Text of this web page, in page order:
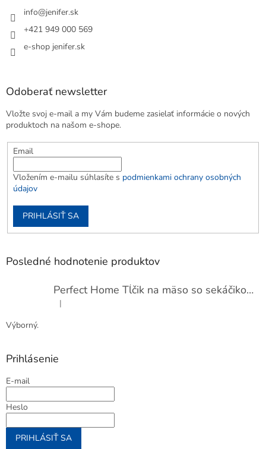
info@jenifer.sk
+421 949 000 569
e-shop jenifer.sk
Odoberať newsletter
Vložte svoj e-mail a my Vám budeme zasielať informácie o nových
produktoch na našom e-shope.
Email
Vložením e-mailu súhlasíte s podmienkami ochrany osobných
údajov
PRIHLÁSIŤ SA
Posledné hodnotenie produktov
Perfect Home Tĺčik na mäso so sekáčikom, 56893
Hodnotenie produktu je 5 z 5 hviezdičiek.
|
Výborný.
Prihlásenie
E-mail
Heslo
PRIHLÁSIŤ SA